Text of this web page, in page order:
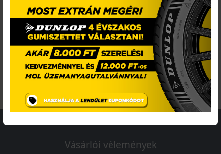
34 890 Ft/db
LENDÜLET
KOSÁRBA
Vásárlói vélemények